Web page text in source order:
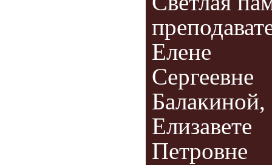
Елене
Сергеевне
Балакиной,
Елизавете
Петровне